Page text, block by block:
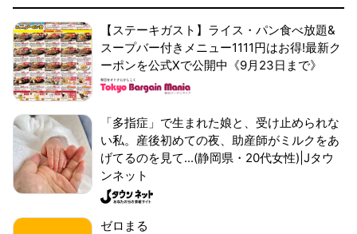
【ステーキガスト】ライス・パン食べ放題&
スープバー付きメニュー1111円はお得!最新ク
ーポンを公式Xで公開中《9月23日まで》
「多指症」で生まれた娘と、受け止められな
い私。産後初めての夜、助産師がミルクをあ
げてるのを見て...(静岡県・20代女性)|Jタウ
ンネット
ゼロまる